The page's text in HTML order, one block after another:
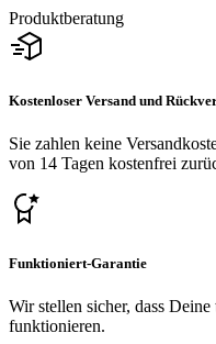
Produktberatung
Kostenloser Versand und
Sie zahlen keine
von 14 Tagen kostenfrei
Funktioniert-Garantie
Wir stellen sicher, dass
funktionieren.